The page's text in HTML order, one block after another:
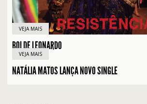
VEJA MAIS
BOI DE LEONARDO
VEJA MAIS
NATÁLIA MATOS LANÇA NOVO SINGLE